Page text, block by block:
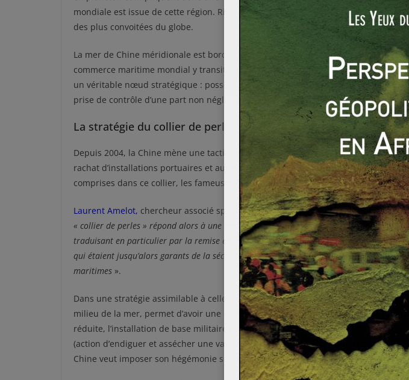
mondiale est issue de cette région. Riche en ressources naturelles abondantes et
des plus convoitées du globe.
La mer de Chine méridionale est bordée par les dix plus grands ports mondiaux,
commerce maritime mondial y transite (
dont 90% du commerce extérieur de la
un véritable nœud stratégique : posséder la souveraineté sur la mer de Chine
prise de contrôle d’une part non négligeable du commerce qui y transite.
La stratégie du collier de perles
Depuis 2004, la Chine mène une tactique appelée « collier de perles », elle
rachat d’installations portuaires et autres points d’appui des ports chinois
comprises dans ce collier, les fameuses îles Spratley tant revendiquées par la
Laurent Amelot, chercheur associé spécialiste de la politique étrangère chinoise
« collier de perles » répond alors à une ambition, celle de créer un « nouvel ordre
traduisant en particulier par la remise en question de l’équilibre des puissances en Asie
qui étaient jusqu’alors garants de la sécurité du continent et singulièrement de ses voies
maritimes ».
Dans une stratégie assimilable à celle du collier de perles chinois, l’intérêt de
milieu de la mer, permet d’avoir une « avancée », d’acquérir un pied-à-terre en
réduite, l’installation de base militaire est toujours vue comme utile. C’est
(action d’endiguer et assécher une vaste étendue conquise sur la mer) des
Chine veut imposer son hégémonie sur cette mer.